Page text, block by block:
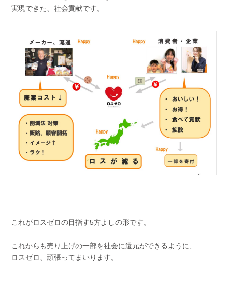
実現できた、社会貢献です。
これがロスゼロの目指す5方よしの形です。
これからも売り上げの一部を社会に還元ができるように、
ロスゼロ、頑張ってまいります。